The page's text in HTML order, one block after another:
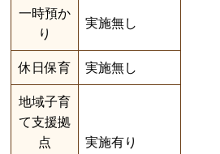
一時預か
り
実施無し
休日保育 実施無し
地域子育
て支援拠
点
実施有り